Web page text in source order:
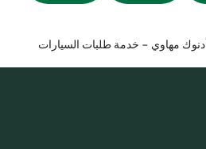
أدنوك مهاوي - خدمة طلبات السيارات